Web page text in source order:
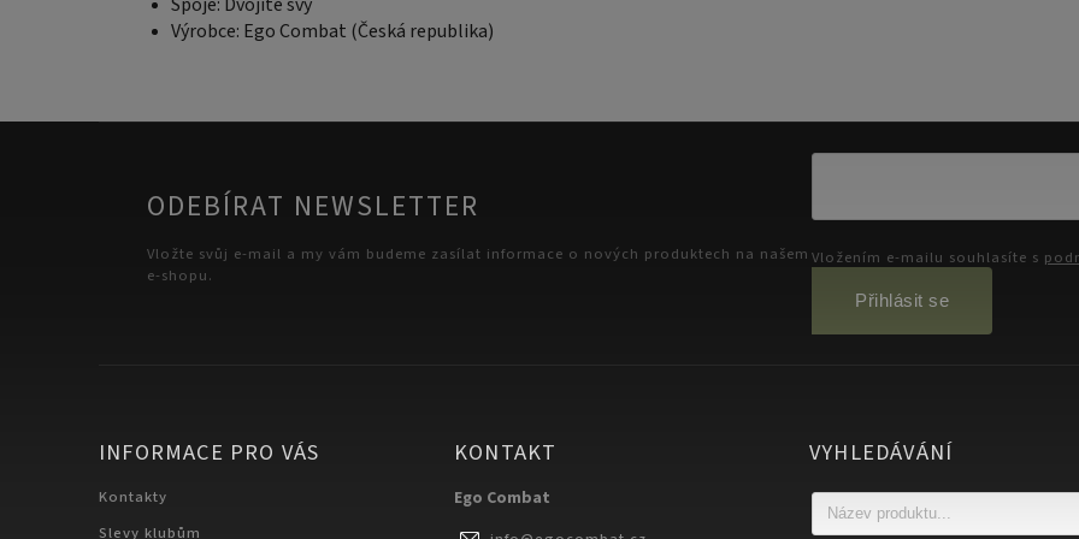
Výrobce: Ego Combat (Česká republika)
ODEBÍRAT NEWSLETTER
Vložte svůj e-mail a my vám budeme zasílat informace o nových produktech na našem
e-shopu.
Vložením e-mailu souhlasíte s
Přihlásit se
INFORMACE PRO VÁS
Kontakty
Slevy klubům
KONTAKT
Ego Combat
VYHLEDÁVÁNÍ